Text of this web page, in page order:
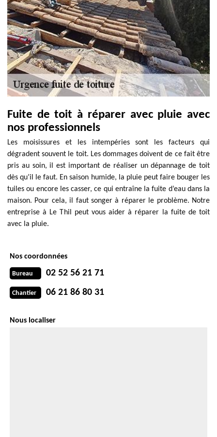
Fuite de toit à réparer avec pluie avec
nos professionnels
Les moisissures et les intempéries sont les facteurs qui
dégradent souvent le toit. Les dommages doivent de ce fait être
pris au soin, il est important de réaliser un dépannage de toit
dès qu’il le faut. En saison humide, la pluie peut faire bouger les
tuiles ou encore les casser, ce qui entraîne la fuite d’eau dans la
maison. Pour cela, il faut songer à réparer le problème. Notre
entreprise à Le Thil peut vous aider à réparer la fuite de toit
avec la pluie.
Nos coordonnées
Bureau 02 52 56 21 71
Chantier 06 21 86 80 31
Nous localiser